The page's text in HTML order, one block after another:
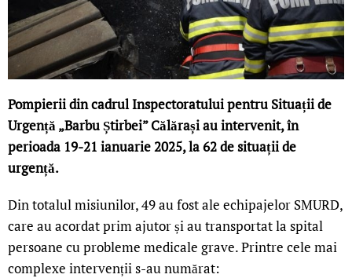
Pompierii din cadrul Inspectoratului pentru Situații de
Urgență „Barbu Știrbei” Călărași au intervenit, în
perioada 19-21 ianuarie 2025, la 62 de situații de
urgență.
Din totalul misiunilor, 49 au fost ale echipajelor SMURD,
care au acordat prim ajutor și au transportat la spital
persoane cu probleme medicale grave. Printre cele mai
complexe intervenții s-au numărat: